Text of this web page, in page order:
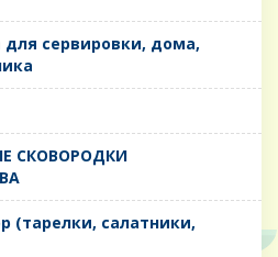
для сервировки, дома,
СКОВОРОДКИ
(тарелки, салатники,